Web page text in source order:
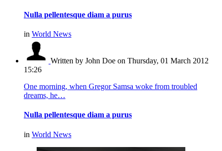
Nulla pellentesque diam a purus
in World News
Written by John Doe on Thursday, 01 March 2012
15:26
One morning, when Gregor Samsa woke from troubled
dreams, he…
Nulla pellentesque diam a purus
in World News